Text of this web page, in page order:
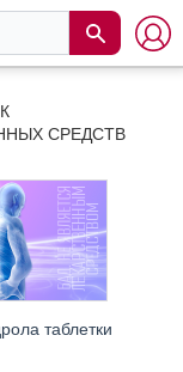
СРЕДСТВ
таблетки